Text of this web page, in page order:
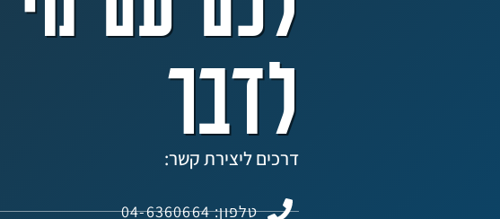
לדבר
דרכים ליצירת קשר:
טלפון: 04-6360664